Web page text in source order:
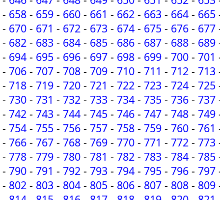
- 658 - 659 - 660 - 661 - 662 - 663 - 664 - 665
- 670 - 671 - 672 - 673 - 674 - 675 - 676 - 677
- 682 - 683 - 684 - 685 - 686 - 687 - 688 - 689
- 694 - 695 - 696 - 697 - 698 - 699 - 700 - 701
- 706 - 707 - 708 - 709 - 710 - 711 - 712 - 713
- 718 - 719 - 720 - 721 - 722 - 723 - 724 - 725
- 730 - 731 - 732 - 733 - 734 - 735 - 736 - 737
- 742 - 743 - 744 - 745 - 746 - 747 - 748 - 749
- 754 - 755 - 756 - 757 - 758 - 759 - 760 - 761
- 766 - 767 - 768 - 769 - 770 - 771 - 772 - 773
- 778 - 779 - 780 - 781 - 782 - 783 - 784 - 785
- 790 - 791 - 792 - 793 - 794 - 795 - 796 - 797
- 802 - 803 - 804 - 805 - 806 - 807 - 808 - 809